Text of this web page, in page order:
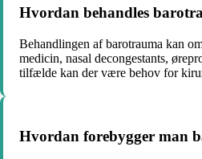
Hvordan behandles
Behandlingen af barotrauma kan
medicin, nasal decongestants,
tilfælde kan der være behov for
Hvordan forebygger man